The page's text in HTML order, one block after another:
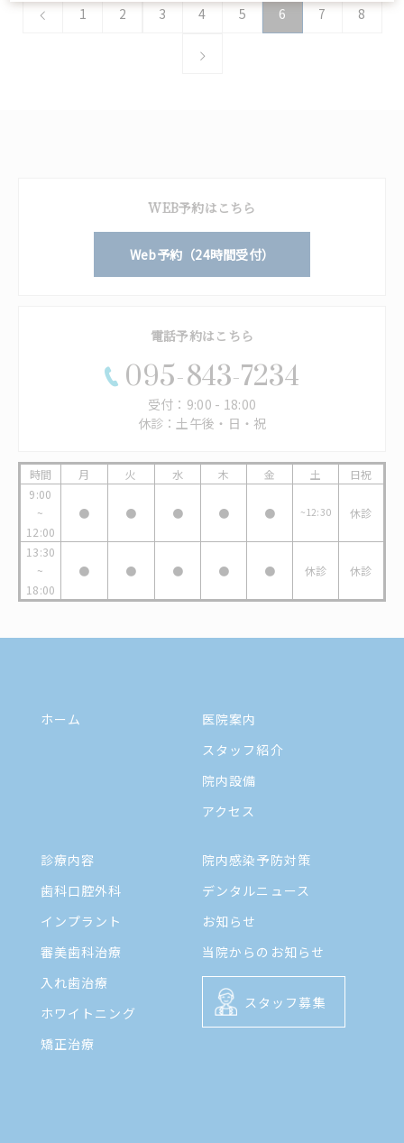
1 2 3 4 5 6 7 8
WEB予約はこちら
Web予約（24時間受付）
電話予約はこちら
095-843-7234
受付：9:00 - 18:00
休診：土午後・日・祝
時間 月 火 水 木 金 土
日祝
9:00
~
12:00
● ● ● ● ● ~12:30 休診
13:30
~
18:00
● ● ● ● ● 休診 休診
ホーム
医院案内
スタッフ紹介
院内設備
アクセス
診療内容
歯科口腔外科
インプラント
審美歯科治療
入れ歯治療
ホワイトニング
矯正治療
院内感染予防対策
デンタルニュース
お知らせ
当院からのお知らせ
スタッフ募集